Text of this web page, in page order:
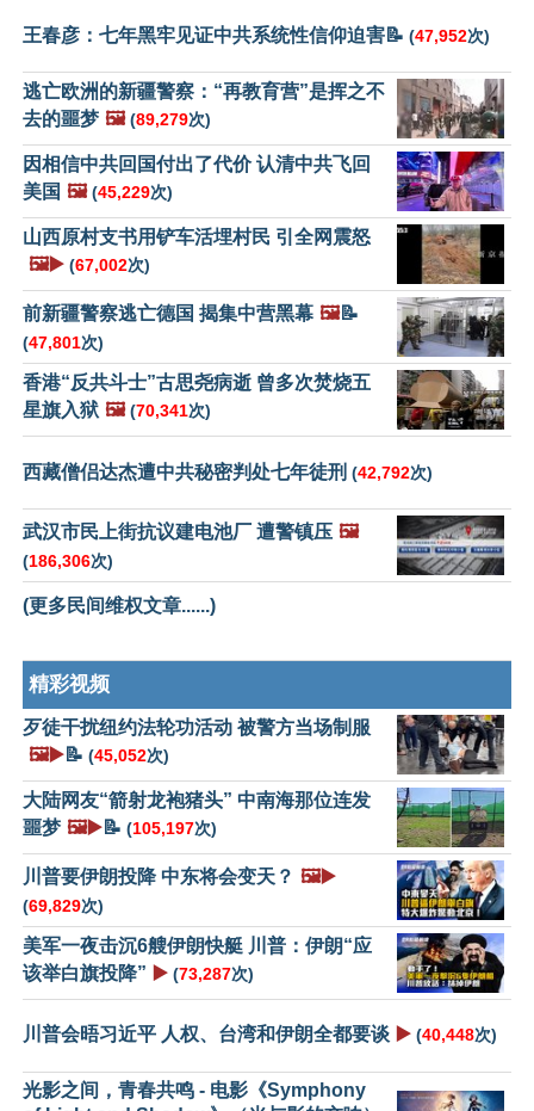
王春彦：七年黑牢见证中共系统性信仰迫害📝 (47,952次)
逃亡欧洲的新疆警察：“再教育营”是挥之不
去的噩梦 🖼️ (89,279次)
因相信中共回国付出了代价 认清中共飞回
美国 🖼️ (45,229次)
山西原村支书用铲车活埋村民 引全网震怒
🖼️▶️ (67,002次)
前新疆警察逃亡德国 揭集中营黑幕 🖼️📝
(47,801次)
香港“反共斗士”古思尧病逝 曾多次焚烧五
星旗入狱 🖼️ (70,341次)
西藏僧侣达杰遭中共秘密判处七年徒刑 (42,792次)
武汉市民上街抗议建电池厂 遭警镇压 🖼️
(186,306次)
(更多民间维权文章......)
精彩视频
歹徒干扰纽约法轮功活动 被警方当场制服
🖼️▶️📝 (45,052次)
大陆网友“箭射龙袍猪头” 中南海那位连发
噩梦 🖼️▶️📝 (105,197次)
川普要伊朗投降 中东将会变天？ 🖼️▶️
(69,829次)
美军一夜击沉6艘伊朗快艇 川普：伊朗“应
该举白旗投降” ▶️ (73,287次)
川普会晤习近平 人权、台湾和伊朗全都要谈 ▶️ (40,448次)
光影之间，青春共鸣 - 电影《Symphony